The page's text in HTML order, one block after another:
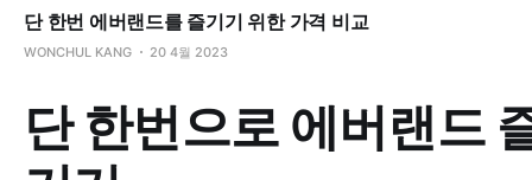
단 한번 에버랜드를 즐기기 위한 가격 비교
WONCHUL KANG 20 4월 2023
단 한번으로 에버랜드